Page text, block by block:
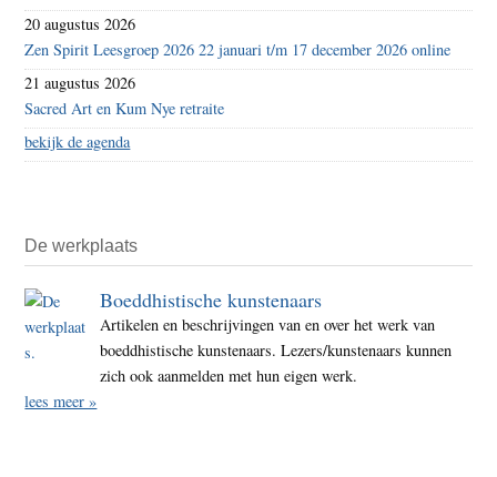
20 augustus 2026
Zen Spirit Leesgroep 2026 22 januari t/m 17 december 2026 online
21 augustus 2026
Sacred Art en Kum Nye retraite
bekijk de agenda
De werkplaats
Boeddhistische kunstenaars
Artikelen en beschrijvingen van en over het werk van
boeddhistische kunstenaars. Lezers/kunstenaars kunnen
zich ook aanmelden met hun eigen werk.
lees meer »